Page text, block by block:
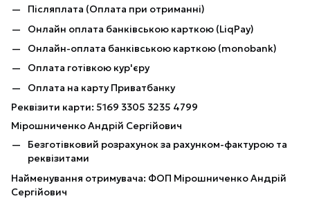
Післяплата (Оплата при отриманні)
Онлайн оплата банківською карткою (LiqPay)
Онлайн-оплата банківською карткою (monobank)
Оплата готівкою кур'єру
Оплата на карту Приватбанку
Реквізити карти: 5169 3305 3235 4799
Мірошниченко Андрій Сергійович
Безготівковий розрахунок за рахунком-фактурою та
реквізитами
Найменування отримувача: ФОП Мірошниченко Андрій
Сергійович